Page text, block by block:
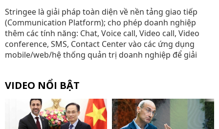
Stringee là giải pháp toàn diện về nền tảng giao tiếp
(Communication Platform); cho phép doanh nghiệp
thêm các tính năng: Chat, Voice call, Video call, Video
conference, SMS, Contact Center vào các ứng dụng
mobile/web/hệ thống quản trị doanh nghiệp để giải
VIDEO NỔI BẬT